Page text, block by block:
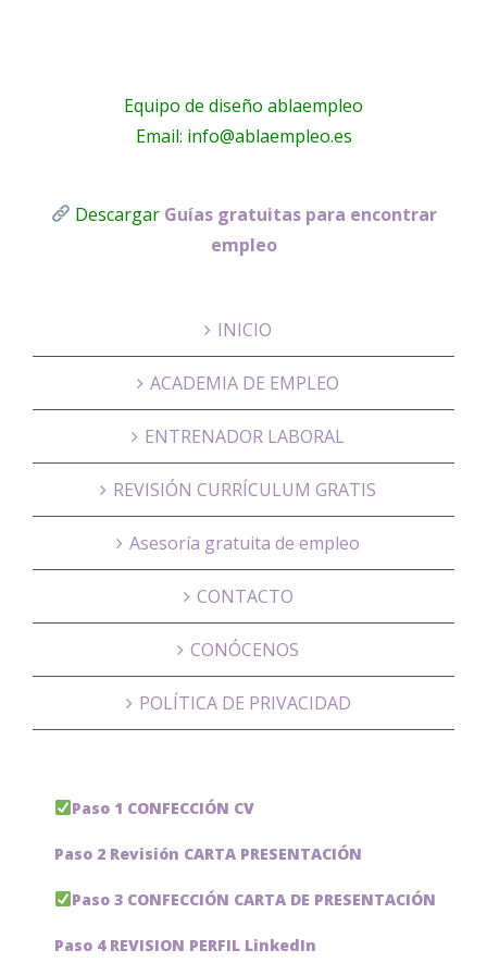
Equipo de diseño ablaempleo
Email: info@ablaempleo.es
Descargar Guías gratuitas para encontrar
empleo
INICIO
ACADEMIA DE EMPLEO
ENTRENADOR LABORAL
REVISIÓN CURRÍCULUM GRATIS
Asesoría gratuita de empleo
CONTACTO
CONÓCENOS
POLÍTICA DE PRIVACIDAD
Paso 1 CONFECCIÓN CV
Paso 2 Revisión CARTA PRESENTACIÓN
Paso 3 CONFECCIÓN CARTA DE PRESENTACIÓN
Paso 4 REVISION PERFIL LinkedIn